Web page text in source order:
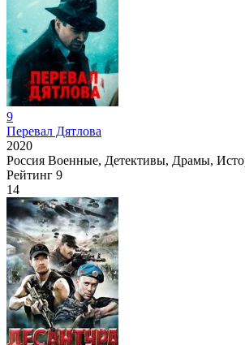
9
Перевал Дятлова
2020
Россия Военные, Детективы, Драмы,
Рейтинг 9
14